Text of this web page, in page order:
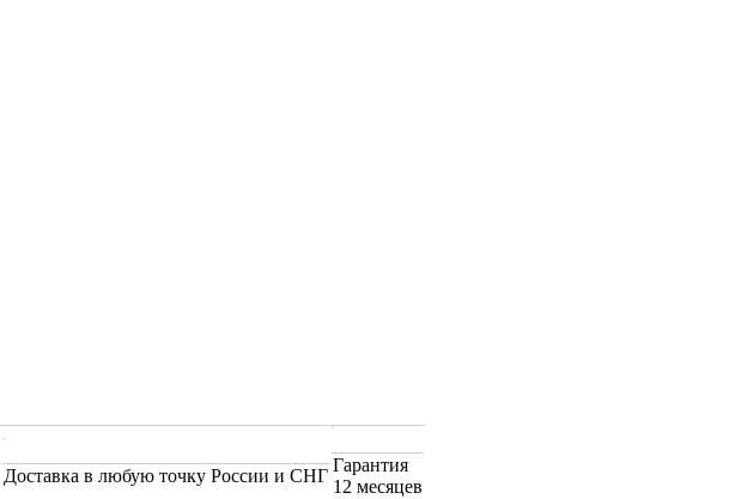
Доставка в любую точку России и СНГ
Гарантия
12 месяцев